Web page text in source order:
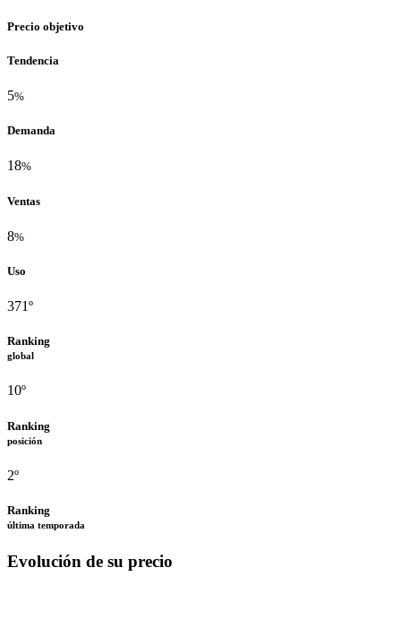
Precio objetivo
Tendencia
5%
Demanda
18%
Ventas
8%
Uso
371º
Ranking
global
10º
Ranking
posición
2º
Ranking
última temporada
Evolución de su precio